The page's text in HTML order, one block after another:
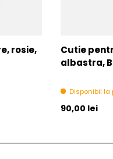
rosie,
Cutie
albastra,
Disponibil
Pret initial
90,00 lei